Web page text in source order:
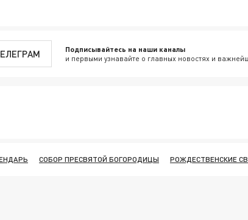
Подписывайтесь на наши каналы
и первыми узнавайте о главных новостях и
СОБОР ПРЕСВЯТОЙ БОГОРОДИЦЫ РОЖДЕСТВЕНСКИЕ